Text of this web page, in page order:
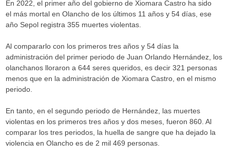
En 2022, el primer año del gobierno de Xiomara Castro ha sido
el más mortal en Olancho de los últimos 11 años y 54 días, ese
año Sepol registra 355 muertes violentas.
Al compararlo con los primeros tres años y 54 días la
administración del primer periodo de Juan Orlando Hernández, los
olanchanos lloraron a 644 seres queridos, es decir 321 personas
menos que en la administración de Xiomara Castro, en el mismo
periodo.
En tanto, en el segundo periodo de Hernández, las muertes
violentas en los primeros tres años y dos meses, fueron 860. Al
comparar los tres periodos, la huella de sangre que ha dejado la
violencia en Olancho es de 2 mil 469 personas.